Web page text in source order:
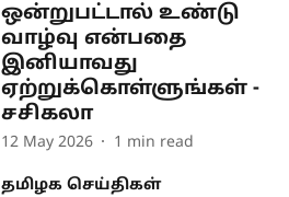
ஒன்றுபட்டால் உண்டு
வாழ்வு என்பதை
இனியாவது
ஏற்றுக்கொள்ளுங்கள் -
சசிகலா
12 May 2026 1 min read
தமிழக செய்திகள்